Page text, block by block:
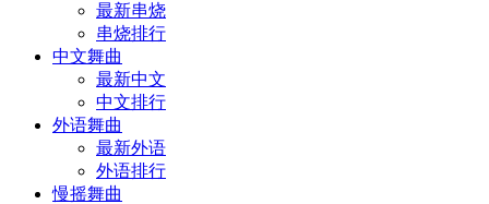
最新串烧
串烧排行
中文舞曲
最新中文
中文排行
外语舞曲
最新外语
外语排行
慢摇舞曲